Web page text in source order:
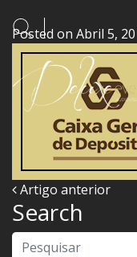
Posted on Abril 5,
Artigo anterior
Search
Pesquisar